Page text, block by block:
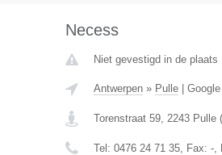
Necess
Niet gevestigd in de
Antwerpen» Pulle|
Torenstraat 59, 2243 Pulle(
Tel: 0476 24 71 35, Fax: -,